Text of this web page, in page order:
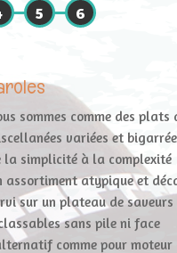
5 6
sommes comme des plats
variées et
la simplicité à la complexité
assortiment atypique et
sur un plateau de saveurs
sans pile ni face
comme pour moteur